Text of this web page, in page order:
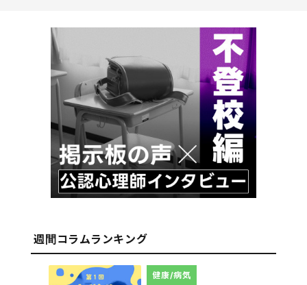
週間コラムランキング
健康/病気